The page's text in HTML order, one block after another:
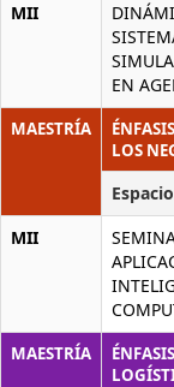
MII
EN
MAESTRÍA
LOS
MII
MAESTRÍA